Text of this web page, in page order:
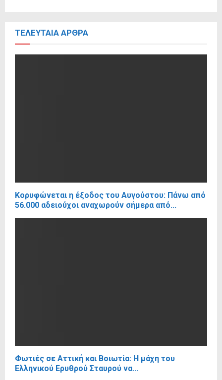
ΤΕΛΕΥΤΑΊΑ ΆΡΘΡΑ
Κορυφώνεται η έξοδος του Αυγούστου: Πάνω από
56.000 αδειούχοι αναχωρούν σήμερα από...
Φωτιές σε Αττική και Βοιωτία: Η μάχη του
Ελληνικού Ερυθρού Σταυρού να...